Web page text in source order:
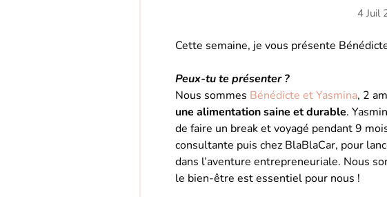
4 Juil
Cette semaine, je vous présente
Peux-tu te présenter ?
Nous sommes Bénédicte et Yasmina, 2
une alimentation saine et durable.
de faire un break et voyagé pendant 9
consultante puis chez BlaBlaCar, pour
dans l’aventure entrepreneuriale. Nous
le bien-être est essentiel pour nous !